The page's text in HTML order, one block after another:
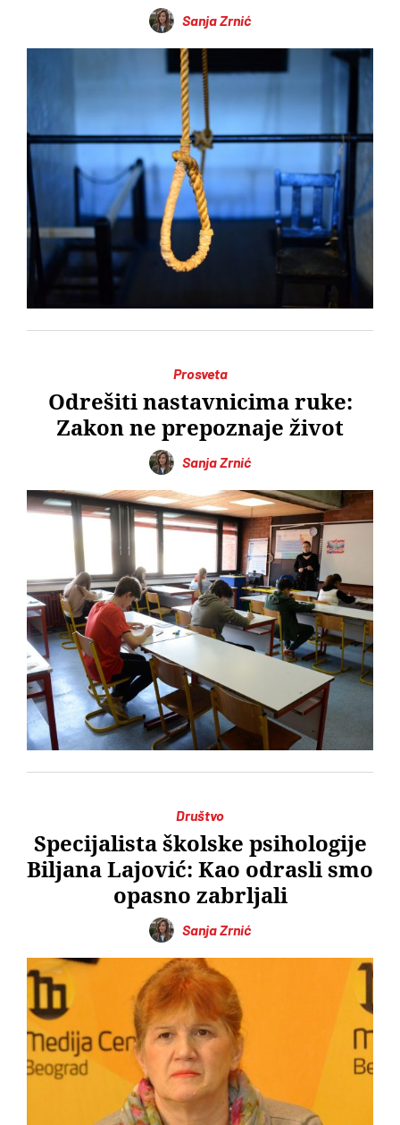
Sanja Zrnić
Prosveta
Odrešiti nastavnicima ruke:
Zakon ne prepoznaje život
Sanja Zrnić
Društvo
Specijalista školske psihologije
Biljana Lajović: Kao odrasli smo
opasno zabrljali
Sanja Zrnić